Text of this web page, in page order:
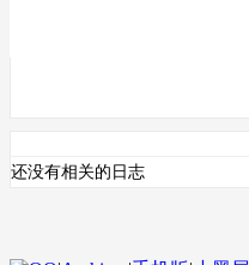
还没有相关的日志